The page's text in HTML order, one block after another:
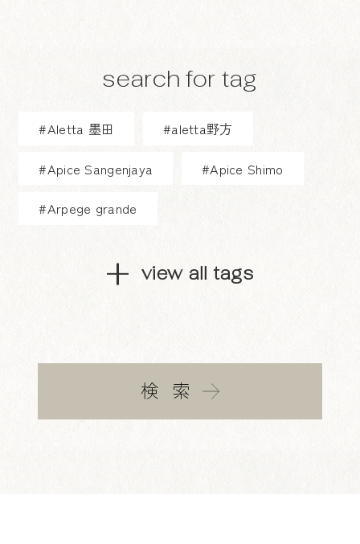
search for tag
view all tags
#Aletta 墨田 #aletta野方
#Apice Sangenjaya #Apice Shimo
#Arpege grande
検索